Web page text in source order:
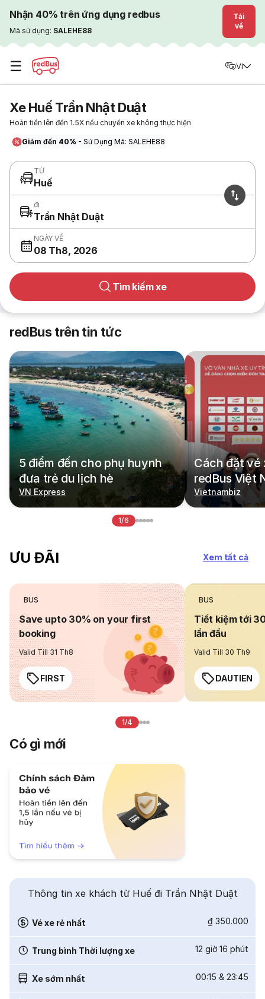
Nhận 40% trên ứng dụng redbus
Mã sử dụng: SALEHE88
Tải
về
☰ VI
Xe Huế Trần Nhật Duật
Hoàn tiền lên đến 1.5X nếu chuyến xe không thực hiện
Giảm đến 40% - Sử Dụng Mã: SALEHE88
TỪ
Huế
đi
Trần Nhật Duật
NGÀY VỀ
08 Th8, 2026
Tìm kiếm xe
redBus trên tin tức
5 điểm đến cho phụ huynh
đưa trẻ du lịch hè
VN Express
Cách đặt vé
redBus Việt
Vietnambiz
1/6
ƯU ĐÃI Xem tất cả
BUS
Save upto 30% on your first
booking
Valid Till 31 Th8
FIRST
BUS
Tiết kiệm tới
lần đầu
Valid Till 30 Th9
DAUTIEN
1/4
Có gì mới
Thông tin xe khách từ Huế đi Trần Nhật Duật
Vé xe rẻ nhất ₫ 350.000
Trung bình Thời lượng xe 12 giờ 16 phút
Xe sớm nhất 00:15 & 23:45